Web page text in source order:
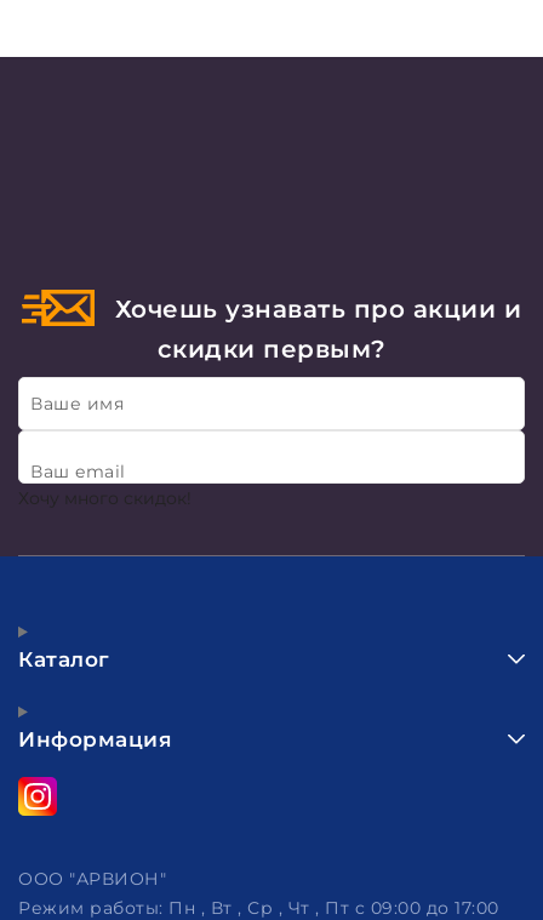
Хочешь узнавать про акции и
скидки первым?
Ваше имя
Ваш email
Хочу много скидок!
Каталог
Информация
ООО "АРВИОН"
Режим работы: Пн , Вт , Ср , Чт , Пт c 09:00 до 17:00